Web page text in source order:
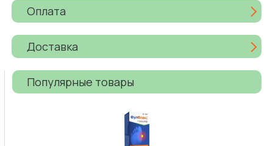
Оплата
Доставка
Популярные товары